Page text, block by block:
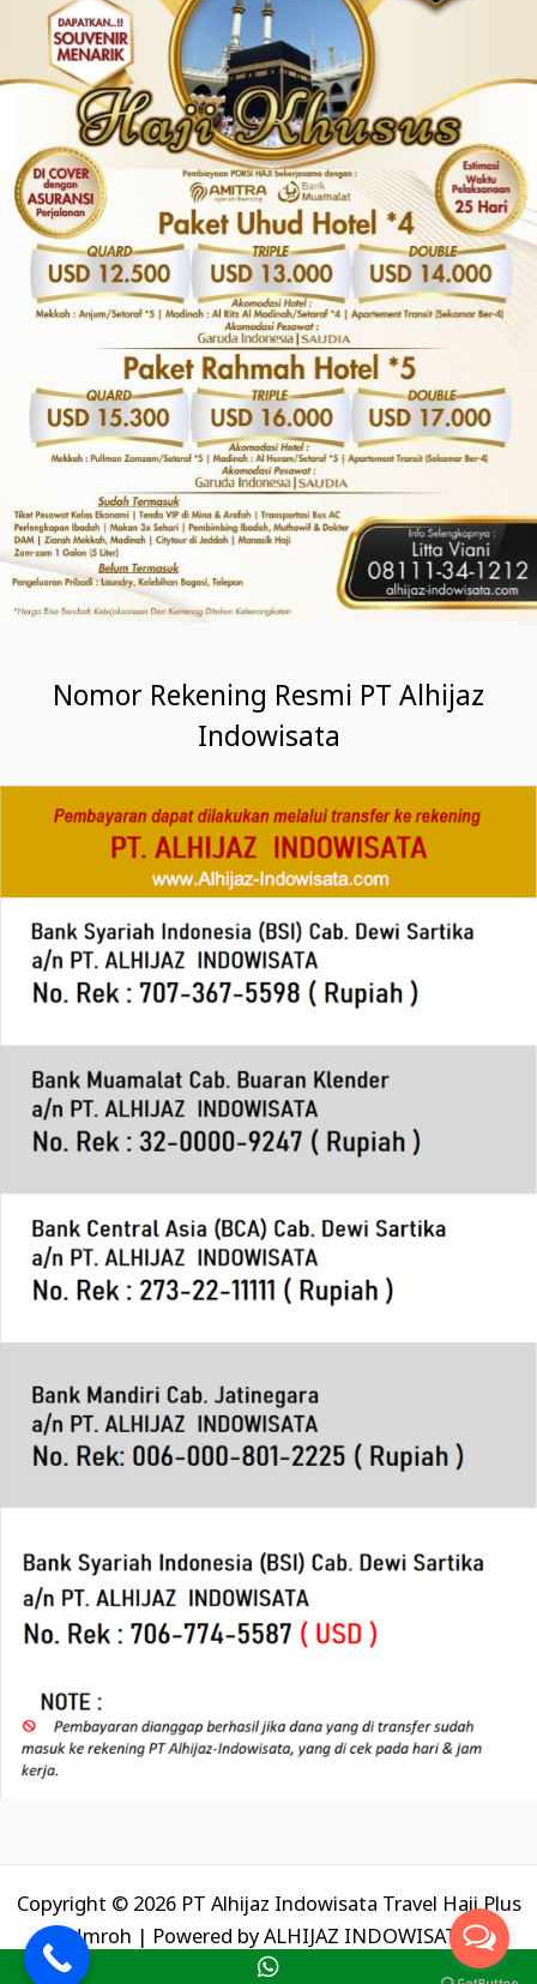
Nomor Rekening Resmi PT Alhijaz
Indowisata
Copyright © 2026 PT Alhijaz Indowisata Travel Haji Plus
Umroh | Powered byALHIJAZ INDOWISATA